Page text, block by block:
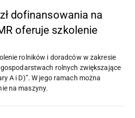
dofinansowania na
oferuje szkolenie
rolników i doradców w zakresie
rolnych zwiększające
A i D)”. W jego ramach można
na maszyny.